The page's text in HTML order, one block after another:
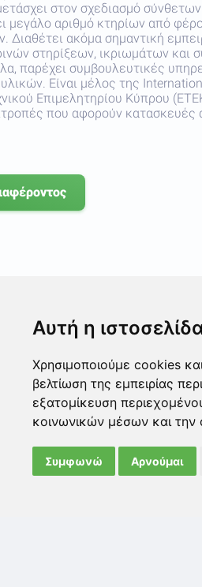
Αυτή η
Χρησιμοποιούμε cookies
βελτίωση της εμπειρίας
εξατομίκευση
κοινωνικών μέσων και την
Συμφωνώ Αρνούμαι
στον σχεδιασμό
αριθμό κτηρίων από
ακόμα σημαντική
στηρίξεων, ικριωμάτων και
συμβουλευτικές
Είναι μέλος της
Επιμελητηρίου Κύπρου
που αφορούν
"ΕΡΜΗ"
2o Βήμα: Δημιουργία
Κωδικού Εξουσιοδότησης
(Εργοδότης)